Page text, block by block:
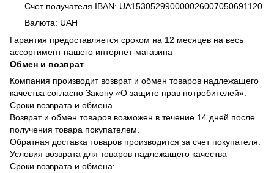
Счет получателя IBAN: UA153052990000026007050691120
Валюта: UAH
Гарантия предоставляется сроком на 12 месяцев на весь
ассортимент нашего интернет-магазина
Обмен и возврат
Компания производит возврат и обмен товаров надлежащего
качества согласно Закону «О защите прав потребителей».
Сроки возврата и обмена
Возврат и обмен товаров возможен в течение 14 дней после
получения товара покупателем.
Обратная доставка товаров производится за счет покупателя.
Условия возврата для товаров надлежащего качества
Сроки возврата и обмена: